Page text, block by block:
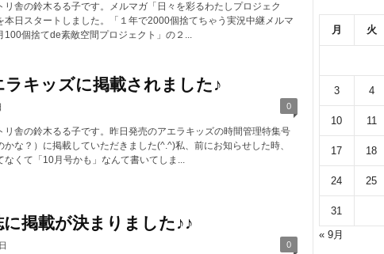
リ舎の鈴木るる子です。メルマガ「日々を彩るわたしプロジェク
本日スタートしました。「１年で2000個捨てちゃう実況中継メルマ
100個捨てde素敵空間プロジェクト」の２...
ラキッズに掲載されました♪
0
リ舎の鈴木るる子です。昨日発売のアエラキッズの時間管理特集号
かな？）に掲載していただきました(^.^)私、前にお知らせした時、
なくて「10月号かも」なんて書いてしま...
掲載が決まりました♪♪
0
月 火
3 4
10 11
17 18
24 25
31
« 9月